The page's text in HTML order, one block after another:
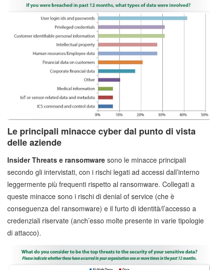
Le principali minacce cyber dal punto di vista
delle aziende
Insider Threats e ransomware sono le minacce principali
secondo gli intervistati, con i rischi legati ad accessi dall’interno
leggermente più frequenti rispetto al ransomware. Collegati a
queste minacce sono i rischi di denial of service (che è
conseguenza del ransomware) e il furto di identità/l’accesso a
credenziali riservate (anch’esso molte presente in varie tipologie
di attacco).